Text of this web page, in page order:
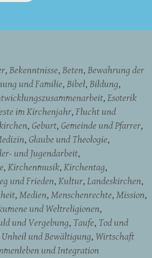
Bekenntnisse Beten Bewahrung der
und Familie Bibel Bildung
Esoterik
im Kirchenjahr Flucht und
Geburt Gemeinde und Pfarrer
Glaube und Theologie
und Jugendarbeit
Kirchenmusik Kirchentag
und Frieden Kultur Landeskirchen
Medien Menschenrechte Mission
und Weltreligionen
und Vergebung Taufe Tod und
Unheil und Bewältigung Wirtschaft
und Integration